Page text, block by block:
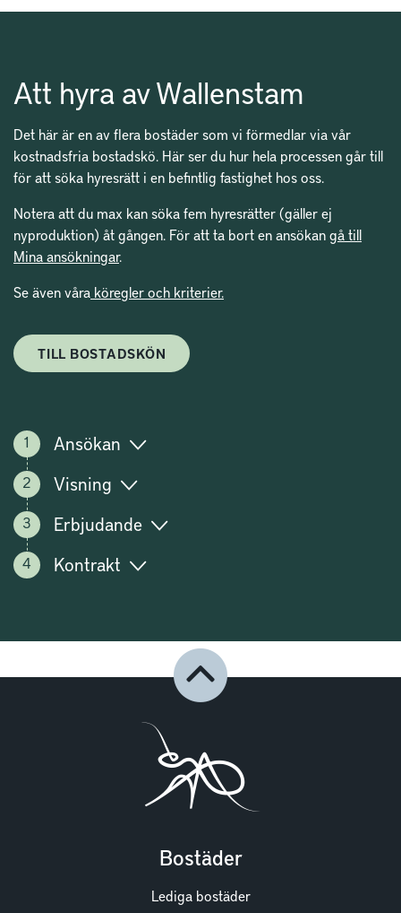
Att hyra av Wallenstam
Det här är en av flera bostäder som vi förmedlar via vår
kostnadsfria bostadskö. Här ser du hur hela processen går till
för att söka hyresrätt i en befintlig fastighet hos oss.
Notera att du max kan söka fem hyresrätter (gäller ej
nyproduktion) åt gången. För att ta bort en ansökangå till
Mina ansökningar.
Se även våra köregler och kriterier.
TILL BOSTADSKÖN
Ansökan
Visning
Erbjudande
Kontrakt
Bostäder
Lediga bostäder